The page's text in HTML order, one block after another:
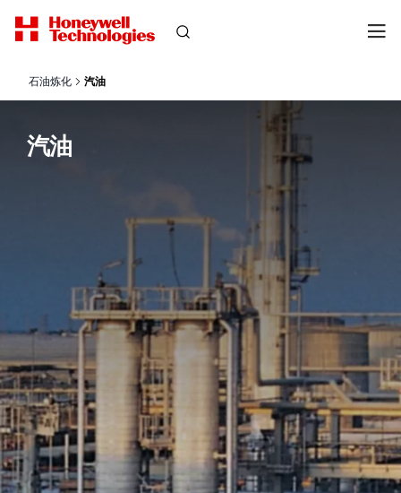
石油炼化 汽油
汽油